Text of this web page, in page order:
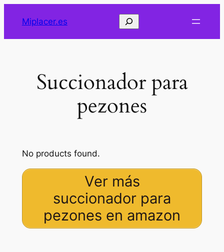
Miplacer.es Buscar
Succionador para
pezones
No products found.
Ver más
succionador para
pezones en amazon